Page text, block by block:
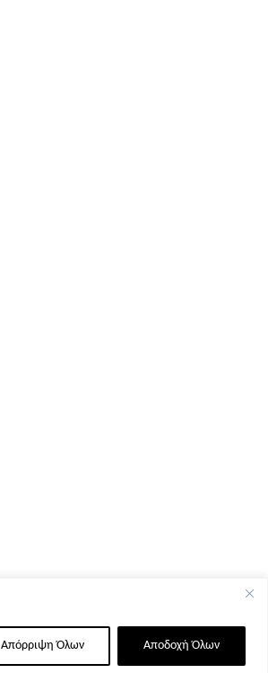
Απόρριψη Όλων Αποδοχή Όλων